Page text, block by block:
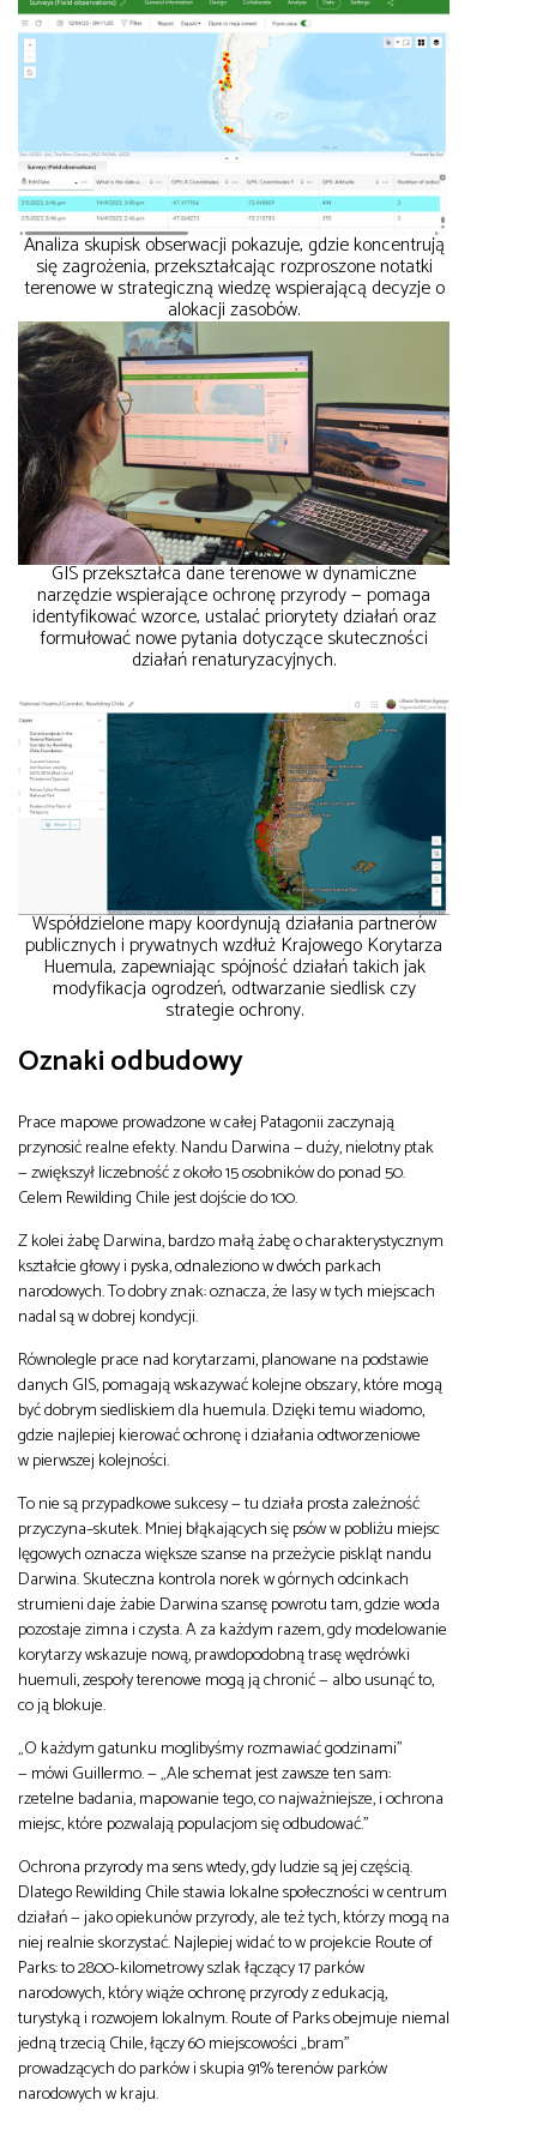
Analiza skupisk obserwacji pokazuje, gdzie koncentrują
się zagrożenia, przekształcając rozproszone notatki
terenowe w strategiczną wiedzę wspierającą decyzje o
alokacji zasobów.
GIS przekształca dane terenowe w dynamiczne
narzędzie wspierające ochronę przyrody — pomaga
identyfikować wzorce, ustalać priorytety działań oraz
formułować nowe pytania dotyczące skuteczności
działań renaturyzacyjnych.
Współdzielone mapy koordynują działania partnerów
publicznych i prywatnych wzdłuż Krajowego Korytarza
Huemula, zapewniając spójność działań takich jak
modyfikacja ogrodzeń, odtwarzanie siedlisk czy
strategie ochrony.
Oznaki odbudowy
Prace mapowe prowadzone w całej Patagonii zaczynają
przynosić realne efekty. Nandu Darwina — duży, nielotny ptak
— zwiększył liczebność z około 15 osobników do ponad 50.
Celem Rewilding Chile jest dojście do 100.
Z kolei żabę Darwina, bardzo małą żabę o charakterystycznym
kształcie głowy i pyska, odnaleziono w dwóch parkach
narodowych. To dobry znak: oznacza, że lasy w tych miejscach
nadal są w dobrej kondycji.
Równolegle prace nad korytarzami, planowane na podstawie
danych GIS, pomagają wskazywać kolejne obszary, które mogą
być dobrym siedliskiem dla huemula. Dzięki temu wiadomo,
gdzie najlepiej kierować ochronę i działania odtworzeniowe
w pierwszej kolejności.
To nie są przypadkowe sukcesy — tu działa prosta zależność
przyczyna–skutek. Mniej błąkających się psów w pobliżu miejsc
lęgowych oznacza większe szanse na przeżycie piskląt nandu
Darwina. Skuteczna kontrola norek w górnych odcinkach
strumieni daje żabie Darwina szansę powrotu tam, gdzie woda
pozostaje zimna i czysta. A za każdym razem, gdy modelowanie
korytarzy wskazuje nową, prawdopodobną trasę wędrówki
huemuli, zespoły terenowe mogą ją chronić — albo usunąć to,
co ją blokuje.
„O każdym gatunku moglibyśmy rozmawiać godzinami”
— mówi Guillermo. — „Ale schemat jest zawsze ten sam:
rzetelne badania, mapowanie tego, co najważniejsze, i ochrona
miejsc, które pozwalają populacjom się odbudować.”
Ochrona przyrody ma sens wtedy, gdy ludzie są jej częścią.
Dlatego Rewilding Chile stawia lokalne społeczności w centrum
działań — jako opiekunów przyrody, ale też tych, którzy mogą na
niej realnie skorzystać. Najlepiej widać to w projekcie Route of
Parks: to 2800-kilometrowy szlak łączący 17 parków
narodowych, który wiąże ochronę przyrody z edukacją,
turystyką i rozwojem lokalnym. Route of Parks obejmuje niemal
jedną trzecią Chile, łączy 60 miejscowości „bram”
prowadzących do parków i skupia 91% terenów parków
narodowych w kraju.